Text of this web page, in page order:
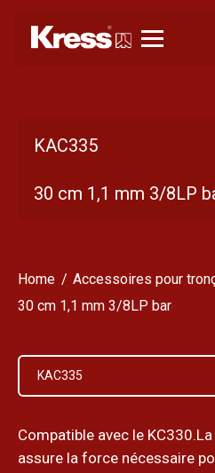
KAC335
30 cm 1,1 mm 3/8LP
Home
Accessoires pour
30 cm 1,1 mm 3/8LP bar
KAC335
Compatible avec le
assure la force nécessaire